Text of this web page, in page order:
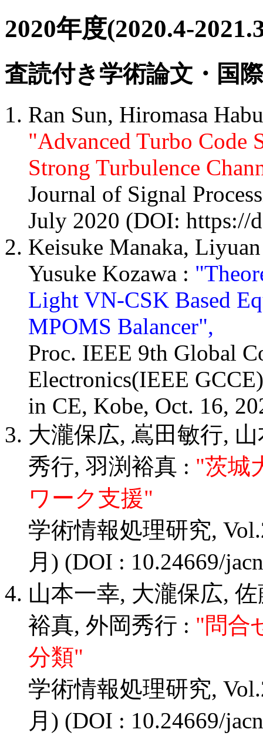
2020年度(2020.4-
査読付き学術論文・国
Ran Sun, Hiromasa
"Advanced Turbo Code
Strong Turbulence
Journal of Signal
July 2020 (DOI: https://
Keisuke Manaka,
Yusuke Kozawa :
Light VN-CSK Based
MPOMS Balancer",
Proc. IEEE 9th Global
Electronics(IEEE
in CE, Kobe, Oct. 16,
大瀧保広, 嶌田敏行,
秀行, 羽渕裕真 : "茨城
ワーク支援"
学術情報処理研究,
月) (DOI : 10.24669/
山本一幸, 大瀧保広,
裕真, 外岡秀行 : "問合
分類"
学術情報処理研究,
月) (DOI : 10.24669/